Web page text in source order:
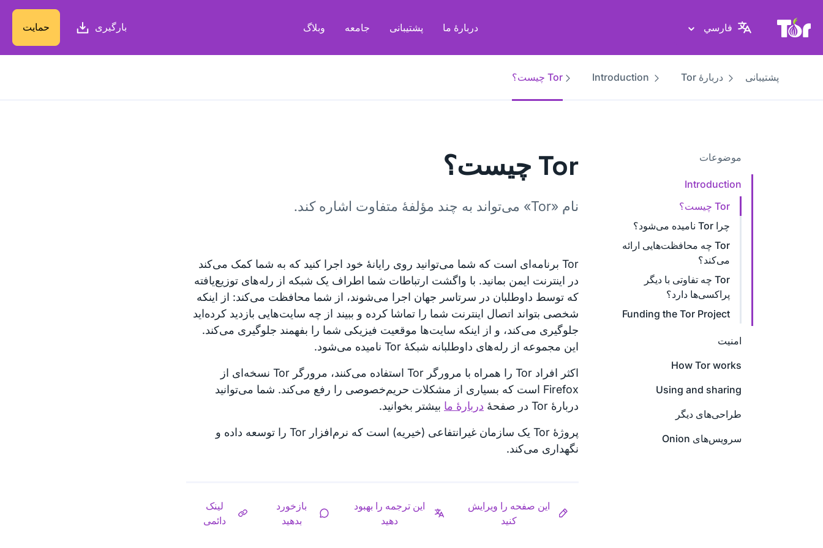
پایگاه وب پروژهٔ تور
فارسي دربارهٔ ما پشتیبانی جامعه وبلاگ بارگیری حمایت
پشتیبانی دربارهٔ Tor Introduction Tor چیست؟
موضوعات
Introduction
Tor چیست؟
چرا Tor نامیده می‌شود؟
Tor چه محافظت‌هایی ارائه
می‌کند؟
Tor چه تفاوتی با دیگر
پراکسی‌ها دارد؟
Funding the Tor Project
امنیت
How Tor works
Using and sharing
طراحی‌های دیگر
سرویس‌های Onion
Tor چیست؟
نام «Tor» می‌تواند به چند مؤلفهٔ متفاوت اشاره کند.
Tor برنامه‌ای است که شما می‌توانید روی رایانهٔ خود اجرا کنید که به شما کمک می‌کند
در اینترنت ایمن بمانید. با واگشت ارتباطات شما اطراف یک شبکه از رله‌های توزیع‌یافته
که توسط داوطلبان در سرتاسر جهان اجرا می‌شوند، از شما محافظت می‌کند: از اینکه
شخصی بتواند اتصال اینترنت شما را تماشا کرده و ببیند از چه سایت‌هایی بازدید کرده‌اید
جلوگیری می‌کند، و از اینکه سایت‌ها موقعیت فیزیکی شما را بفهمند جلوگیری می‌کند.
این مجموعه از رله‌های داوطلبانه شبکهٔ Tor نامیده می‌شود.
اکثر افراد Tor را همراه با مرورگر Tor استفاده می‌کنند، مرورگر Tor نسخه‌ای از
Firefox است که بسیاری از مشکلات حریم‌خصوصی را رفع می‌کند. شما می‌توانید
دربارهٔ Tor در صفحهٔ
دربارهٔ ما بیشتر بخوانید.
پروژهٔ Tor یک سازمان غیرانتفاعی (خیریه) است که نرم‌افزار Tor را توسعه داده و
نگهداری می‌کند.
این صفحه را ویرایش
کنید
این ترجمه را بهبود
دهید
بازخورد
بدهید
لینک
دائمی